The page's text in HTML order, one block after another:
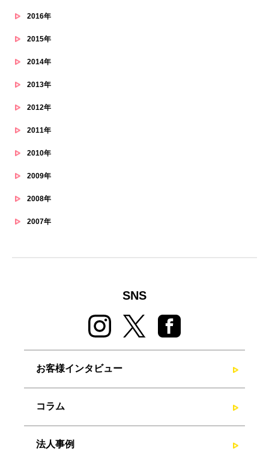
2016年
2015年
2014年
2013年
2012年
2011年
2010年
2009年
2008年
2007年
SNS
お客様インタビュー
コラム
法人事例